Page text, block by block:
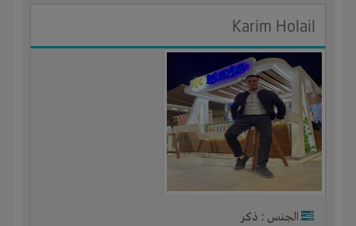
Karim Holail
الجنس : ذكر